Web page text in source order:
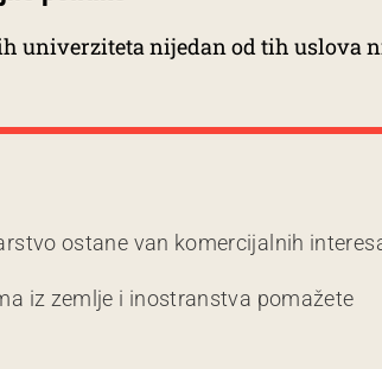
univerziteta nijedan od tih uslova
ostane van komercijalnih
iz zemlje i inostranstva pomažete